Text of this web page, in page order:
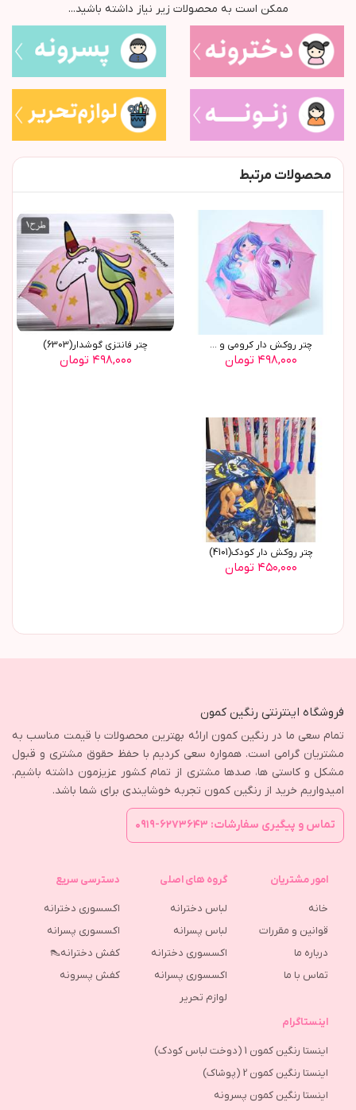
ممکن است به محصولات زیر نیاز داشته باشید...
محصولات مرتبط
چتر روکش دار کرومی و ...
۴۹۸,۰۰۰ تومان
چتر فانتزی گوشدار(6303)
۴۹۸,۰۰۰ تومان
چتر روکش دار کودک(4101)
۴۵۰,۰۰۰ تومان
فروشگاه اینترنتی رنگین کمون
تمام سعی ما در رنگین کمون ارائه بهترین محصولات با قیمت مناسب به
مشتریان گرامی است. همواره سعی کردیم با حفظ حقوق مشتری و قبول
مشکل و کاستی ها، صدها مشتری از تمام کشور عزیزمون داشته باشیم.
امیدواریم خرید از رنگین کمون تجربه خوشایندی برای شما باشد.
تماس و پیگیری سفارشات: ۶۲۷۳۶۴۳-۰۹۱۹
امور مشتریان
خانه
قوانین و مقررات
درباره ما
تماس با ما
گروه های اصلی
لباس دخترانه
لباس پسرانه
اکسسوری دخترانه
اکسسوری پسرانه
لوازم تحریر
دسترسی سریع
اکسسوری دخترانه
اکسسوری پسرانه
کفش دخترانه👠
كفش پسرونه
اینستاگرام
اینستا رنگین کمون 1 (دوخت لباس کودک)
اینستا رنگین کمون 2 (پوشاک)
اینستا رنگین کمون پسرونه